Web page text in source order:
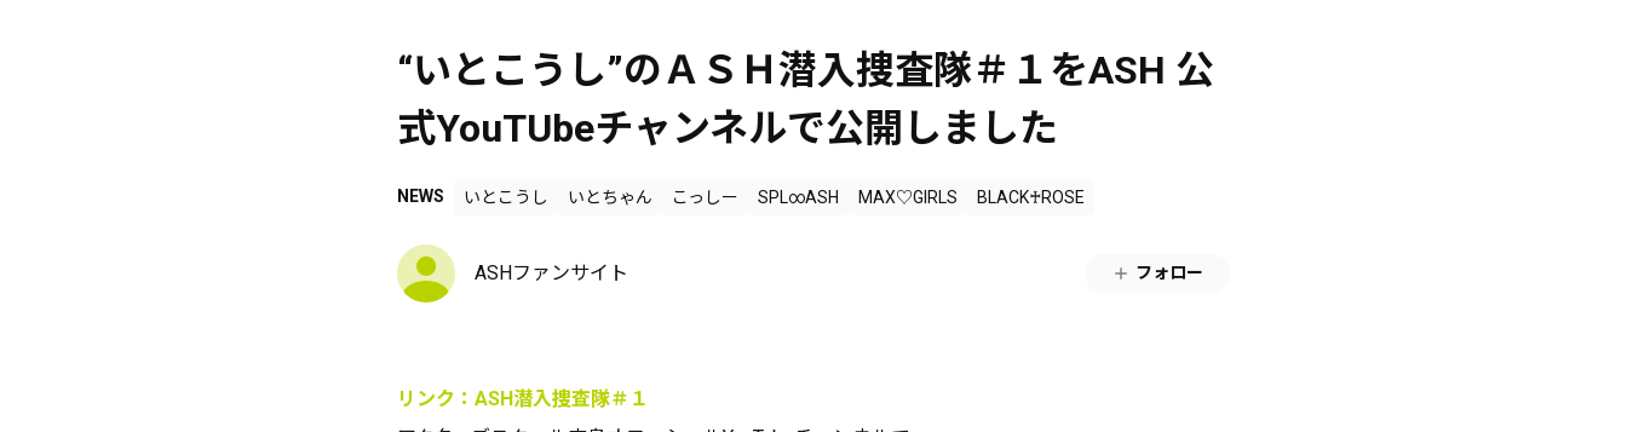
“いとこうし”のＡＳＨ潜入捜査隊＃１をASH 公
式YouTUbeチャンネルで公開しました
NEWS いとこうし いとちゃん こっしー SPL∞ASH MAX♡GIRLS BLACK♰ROSE
ASHファンサイト フォロー
リンク：ASH潜入捜査隊＃１